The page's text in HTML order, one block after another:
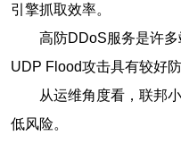
引擎抓取效率。
高防DDoS服务是许
UDP Flood攻击具有较好防
从运维角度看，联邦
低风险。